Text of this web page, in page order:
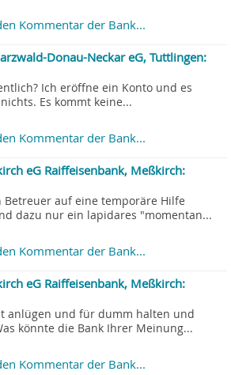
Kommentar der Bank...
Donau-Neckar eG, Tuttlingen:
Ich eröffne ein Konto und es
Es kommt keine...
Kommentar der Bank...
eG Raiffeisenbank, Meßkirch:
Betreuer auf eine temporäre Hilfe
dazu nur ein lapidares "momentan...
Kommentar der Bank...
eG Raiffeisenbank, Meßkirch:
anlügen und für dumm halten und
könnte die Bank Ihrer Meinung...
Kommentar der Bank...